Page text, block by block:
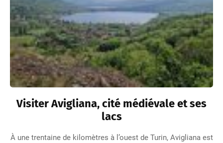
Visiter Avigliana, cité médiévale et ses
lacs
À une trentaine de kilomètres à l’ouest de Turin, Avigliana est